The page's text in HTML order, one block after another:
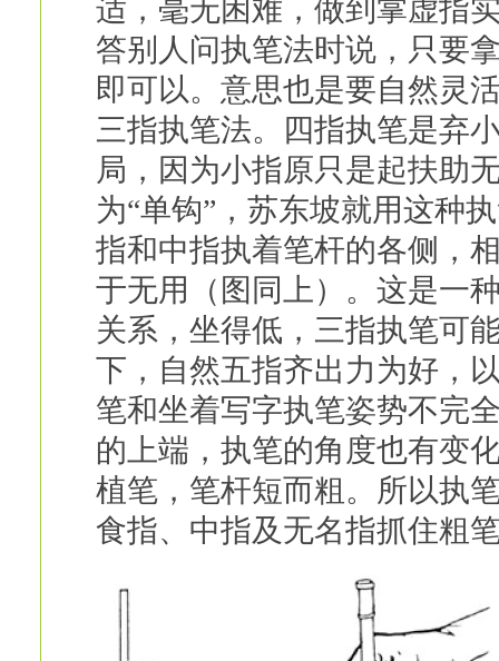
适，毫无困难，做到掌虚指
答别人问执笔法时说，只要
即可以。意思也是要自然灵
三指执笔法。四指执笔是弃
局，因为小指原只是起扶助
为“单钩”，苏东坡就用这种
指和中指执着笔杆的各侧，
于无用（图同上）。这是一
关系，坐得低，三指执笔可
下，自然五指齐出力为好，
笔和坐着写字执笔姿势不完
的上端，执笔的角度也有变
植笔，笔杆短而粗。所以执
食指、中指及无名指抓住粗